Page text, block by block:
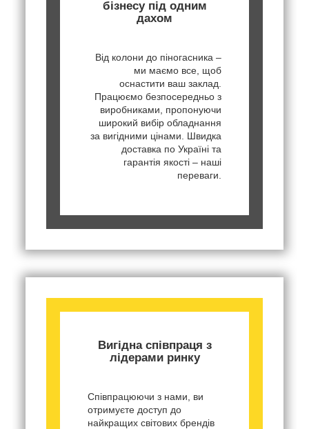
бізнесу під одним
дахом
Від колони до піногасника –
ми маємо все, щоб
оснастити ваш заклад.
Працюємо безпосередньо з
виробниками, пропонуючи
широкий вибір обладнання
за вигідними цінами. Швидка
доставка по Україні та
гарантія якості – наші
переваги.
Вигідна співпраця з
лідерами ринку
Співпрацюючи з нами, ви
отримуєте доступ до
найкращих світових брендів